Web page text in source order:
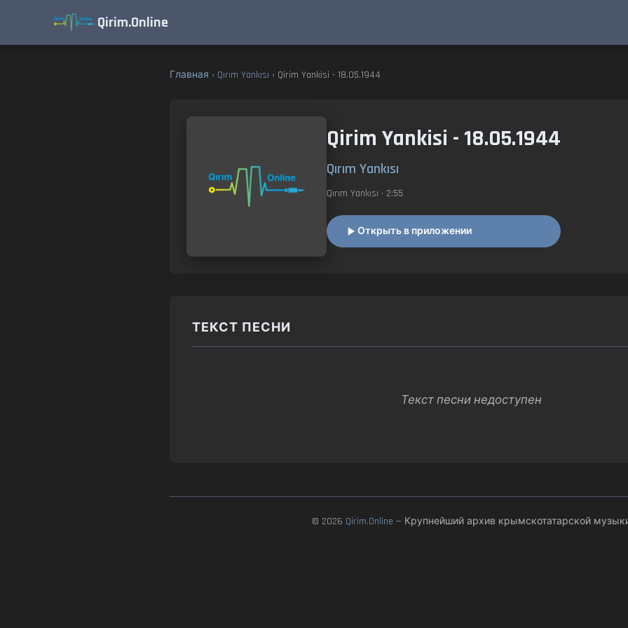
Qirim.Online
Главная › Qırım Yankısı › Qirim Yankisi - 18.05.1944
Qirim Yankisi - 18.05.1944
Qırım Yankısı
Qırım Yankısı • 2:55
Открыть в приложении
ТЕКСТ ПЕСНИ
Текст песни недоступен
© 2026 Qirim.Online — Крупнейший архив крымскотатарской